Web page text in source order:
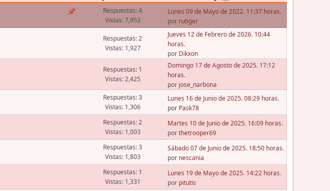
Respuestas: 4
Vistas: 7,953
Lunes 09 de Mayo de 2022. 11:37 horas.
por rutiger
Respuestas: 2
Vistas: 1,927
Jueves 12 de Febrero de 2026. 10:44
horas.
por Dikxon
Respuestas: 1
Vistas: 2,425
Domingo 17 de Agosto de 2025. 17:12
horas.
por jose_narbona
Respuestas: 3
Vistas: 1,306
Lunes 16 de Junio de 2025. 08:29 horas.
por Pask78
Respuestas: 2
Vistas: 1,003
Martes 10 de Junio de 2025. 16:09 horas.
porthetrooper69
Respuestas: 3
Vistas: 1,803
Sábado 07 de Junio de 2025. 18:50 horas.
por nescania
Respuestas: 1
Vistas: 1,331
Lunes 19 de Mayo de 2025. 14:22 horas.
por pitutis